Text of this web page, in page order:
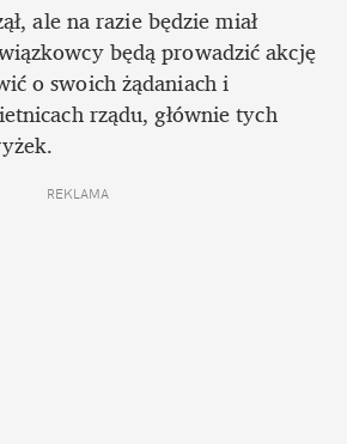
ale na razie będzie miał
będą prowadzić akcję
o swoich żądaniach i
rządu, głównie tych
REKLAMA